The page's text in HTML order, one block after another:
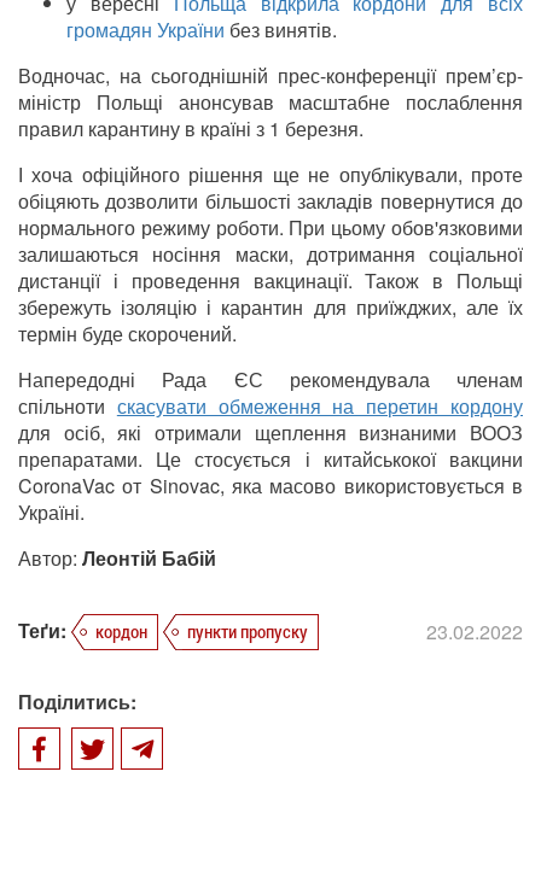
громадян України без винятів.
Водночас, на сьогоднішній прес-конференції прем’єр-
міністр Польщі анонсував масштабне послаблення
правил карантину в країні з 1 березня.
І хоча офіційного рішення ще не опублікували, проте
обіцяють дозволити більшості закладів повернутися до
нормального режиму роботи. При цьому обов'язковими
залишаються носіння маски, дотримання соціальної
дистанції і проведення вакцинації. Також в Польщі
збережуть ізоляцію і карантин для приїжджих, але їх
термін буде скорочений.
Напередодні Рада ЄС рекомендувала членам
спільноти скасувати обмеження на перетин кордону
для осіб, які отримали щеплення визнаними ВООЗ
препаратами. Це стосується і китайськокої вакцини
CoronaVac от Sinovac, яка масово використовується в
Україні.
Автор: Леонтій Бабій
Теґи: кордон пункти пропуску 23.02.2022
Поділитись: